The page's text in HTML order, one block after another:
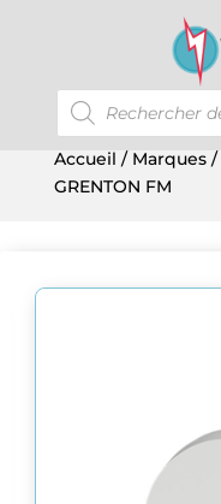
Recherche
de
produits
Accueil / Marques/
GRENTON FM